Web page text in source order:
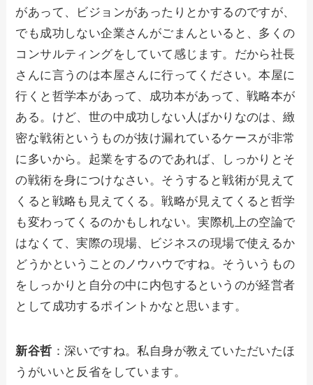
があって、ビジョンがあったりとかするのですが、
でも成功しない企業さんがごまんといると、多くの
コンサルティングをしていて感じます。だから社長
さんに言うのは本屋さんに行ってください。本屋に
行くと哲学本があって、成功本があって、戦略本が
ある。けど、世の中成功しない人ばかりなのは、緻
密な戦術というものが抜け漏れているケースが非常
に多いから。起業をするのであれば、しっかりとそ
の戦術を身につけなさい。そうすると戦術が見えて
くると戦略も見えてくる。戦略が見えてくると哲学
も変わってくるのかもしれない。実際机上の空論で
はなくて、実際の現場、ビジネスの現場で使えるか
どうかということのノウハウですね。そういうもの
をしっかりと自分の中に内包するというのが経営者
として成功するポイントかなと思います。
新谷哲 ：深いですね。私自身が教えていただいたほ
うがいいと反省をしています。